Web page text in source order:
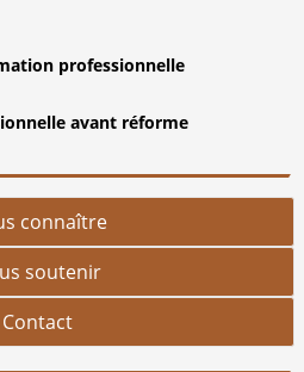
professionnelle
avant réforme
connaître
soutenir
Contact